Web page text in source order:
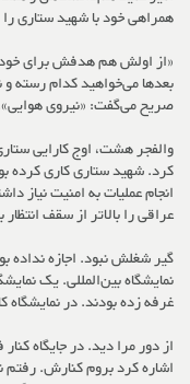
همراهی خود با شهید ستاری
«از اولش هم هدفش برای
بعدها می‌خواهید کدام رسته
صریح می‌گفت: «نیروی
والفجر هشت، اوج کارایی
کرد. شهید ستاری کاری کرده
انجام عملیات به امنیت نیاز
عراقی را بالاتر از سقف انتظار
گیر شغلش نبود. اجازه
نمایشگاه بین‌المللی. یک
غرفه زده بودند. در
از دور مرا دید. در جایگاه
اشاره کرد بروم کنارش.رفتم